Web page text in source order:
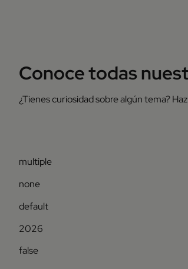
Conoce todas
¿Tienes curiosidad sobre algún tema?
multiple
none
default
2026
false